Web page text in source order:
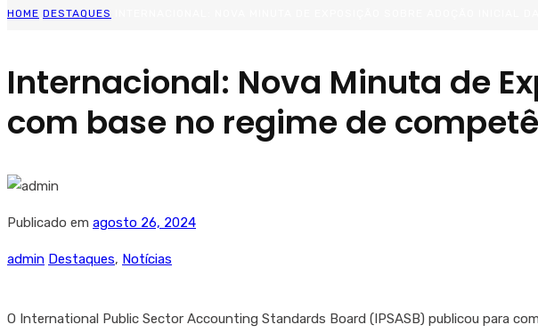
HOME DESTAQUES
Internacional: Nova Minuta de
com base no regime de
Publicado em agosto 26, 2024
admin Destaques, Notícias
O International Public Sector Accounting Standards Board (IPSASB) publicou para